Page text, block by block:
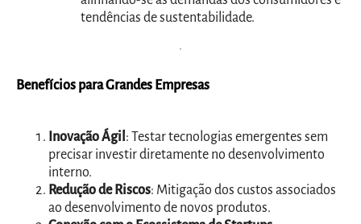
tendências de sustentabilidade.
Benefícios para Grandes Empresas
Inovação Ágil: Testar tecnologias emergentes sem
precisar investir diretamente no desenvolvimento
interno.
Redução de Riscos: Mitigação dos custos associados
ao desenvolvimento de novos produtos.